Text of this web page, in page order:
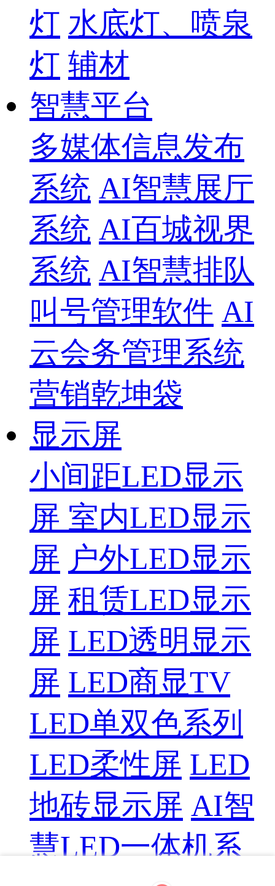
灯 水底灯、喷泉
灯 辅材
智慧平台
多媒体信息发布
系统 AI智慧展厅
系统 AI百城视界
系统 AI智慧排队
叫号管理软件 AI
云会务管理系统
营销乾坤袋
显示屏
小间距LED显示
屏 室内LED显示
屏 户外LED显示
屏 租赁LED显示
屏 LED透明显示
屏 LED商显TV
LED单双色系列
LED柔性屏 LED
地砖显示屏 AI智
慧LED一体机系